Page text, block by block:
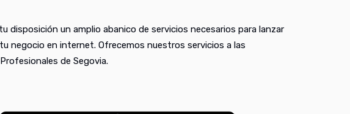
disposición un amplio abanico de servicios necesarios para lanzar
negocio en internet. Ofrecemos nuestros servicios a las
de Segovia.